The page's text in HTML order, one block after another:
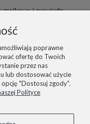
mailowo i powiedz,
Postaramy się
poprawne
ofertę do Twoich
przez nas
lub dostosować użycie
"Dostosuj zgody".
Polityce